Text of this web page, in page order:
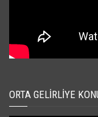
ORTA GELIRLIYE